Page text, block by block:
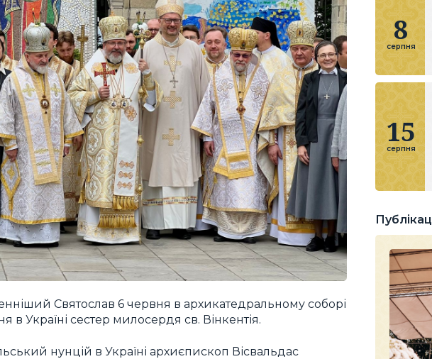
Святослав 6 червня в архикатедральному соборі
в Україні сестер милосердя св. Вінкентія.
нунцій в Україні архиєпископ Вісвальдас
8
серпня
15
серпня